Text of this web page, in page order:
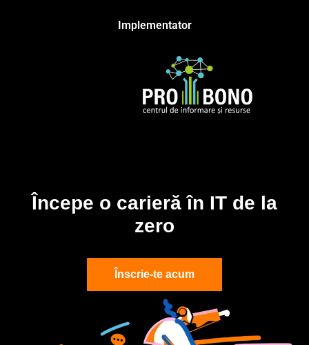
Implementator
Începe o carieră în IT de la
zero
Înscrie-te acum